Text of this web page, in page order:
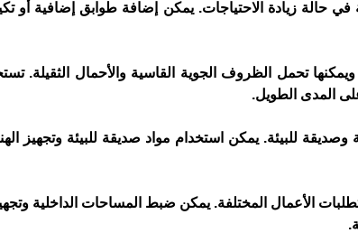
حالة زيادة الاحتياجات. يمكن إضافة طوابق إضافية أو
تحمل الظروف الجوية القاسية والأحمال الثقيلة.
المدى الطويل.
للبيئة. يمكن استخدام مواد صديقة للبيئة وتجهيز
الأعمال المختلفة. يمكن ضبط المساحات الداخلية